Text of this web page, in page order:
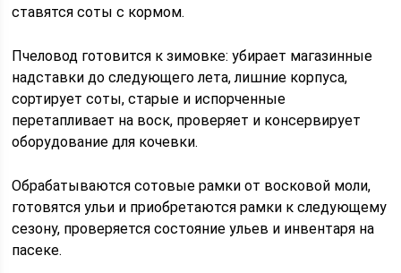
ставятся соты с кормом.
Пчеловод готовится к зимовке: убирает магазинные
надставки до следующего лета, лишние корпуса,
сортирует соты, старые и испорченные
перетапливает на воск, проверяет и консервирует
оборудование для кочевки.
Обрабатываются сотовые рамки от восковой моли,
готовятся ульи и приобретаются рамки к следующему
сезону, проверяется состояние ульев и инвентаря на
пасеке.